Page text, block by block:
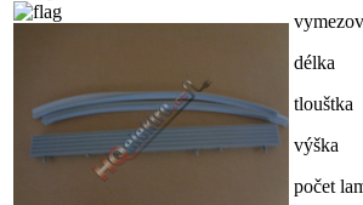
délka
výška
počet